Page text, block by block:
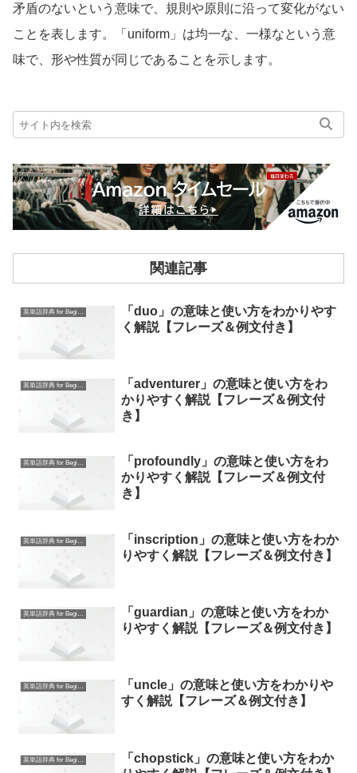
矛盾のないという意味で、規則や原則に沿って変化がない
ことを表します。「uniform」は均一な、一様なという意
味で、形や性質が同じであることを示します。
関連記事
英単語辞典 for Beginners
「duo」の意味と使い方をわかりやす
く解説【フレーズ＆例文付き】
英単語辞典 for Beginners
「adventurer」の意味と使い方をわ
かりやすく解説【フレーズ＆例文付
き】
英単語辞典 for Beginners
「profoundly」の意味と使い方をわ
かりやすく解説【フレーズ＆例文付
き】
英単語辞典 for Beginners
「inscription」の意味と使い方をわか
りやすく解説【フレーズ＆例文付き】
英単語辞典 for Beginners
「guardian」の意味と使い方をわか
りやすく解説【フレーズ＆例文付き】
英単語辞典 for Beginners
「uncle」の意味と使い方をわかりや
すく解説【フレーズ＆例文付き】
英単語辞典 for Beginners
「chopstick」の意味と使い方をわか